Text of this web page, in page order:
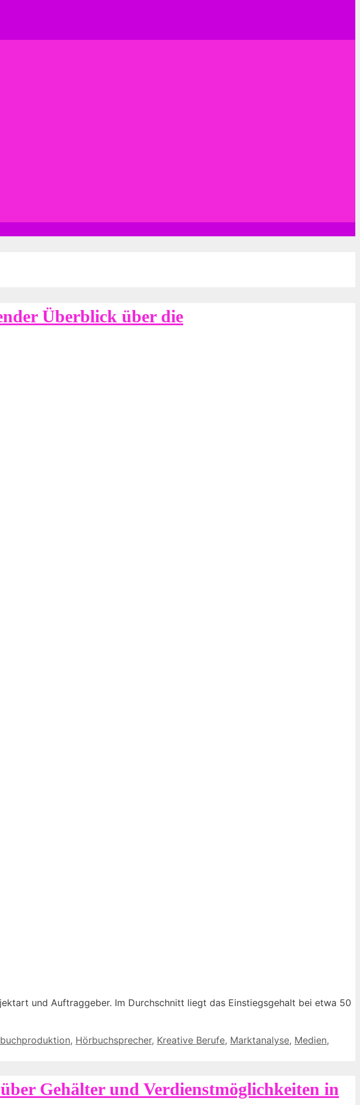
Überblick über die
und Auftraggeber. Im Durchschnitt liegt das Einstiegsgehalt bei etwa 50
, Hörbuchsprecher, Kreative Berufe, Marktanalyse, Medien,
Gehälter und Verdienstmöglichkeiten in